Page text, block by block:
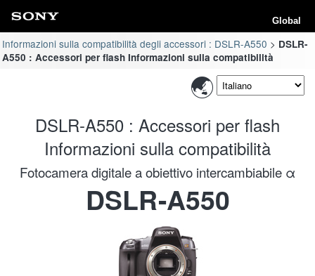
Global
Informazioni sulla compatibilità degli accessori : DSLR-A550
DSLR-
A550 : Accessori per flash Informazioni sulla compatibilità
DSLR-A550 : Accessori per flash
Informazioni sulla compatibilità
Fotocamera digitale a obiettivo intercambiabile α
DSLR-A550